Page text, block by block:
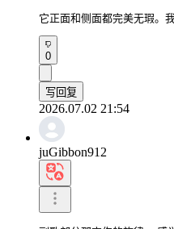
它正面和侧面都完美无瑕。
0
写回复
2026.07.02 21:54
juGibbon912